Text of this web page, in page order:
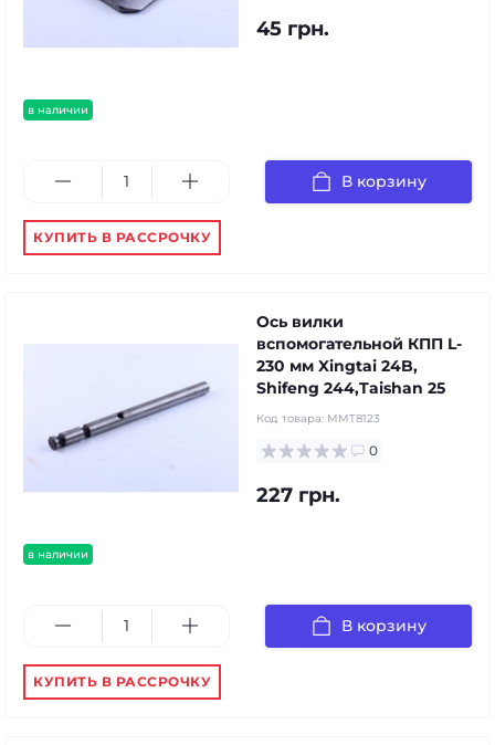
в наличии
45 грн.
В корзину
КУПИТЬ В РАССРОЧКУ
в наличии
Ось вилки
вспомогательной КПП L-
230 мм Xingtai 24B,
Shifeng 244,Taishan 25
Код товара: MMT8123
0
227 грн.
В корзину
КУПИТЬ В РАССРОЧКУ